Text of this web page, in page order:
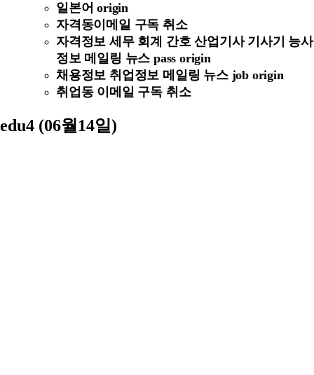
일본어 origin
자격동이메일 구독 취소
자격정보 세무 회계 간호 산업기사 기사기 능사
정보 메일링 뉴스 pass origin
채용정보 취업정보 메일링 뉴스 job origin
취업동 이메일 구독 취소
edu4 (06월14일)